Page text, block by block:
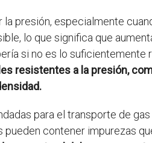
presión, especialmente
lo que significa que
si no es lo suficientemente
resistentes a la presión,
para el transporte de
contener impurezas